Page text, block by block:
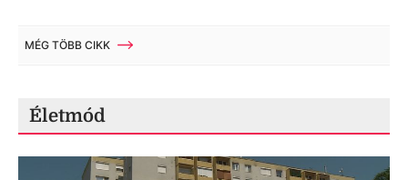
MÉG TÖBB CIKK
Életmód